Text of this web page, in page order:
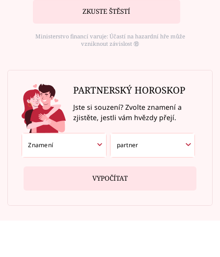
ZKUSTE ŠTĚSTÍ
Ministerstvo financí varuje: Účastí na hazardní hře může
vzniknout závislost ⑱
PARTNERSKÝ HOROSKOP
Jste si souzení? Zvolte znamení a
zjistěte, jestli vám hvězdy přejí.
VYPOČÍTAT